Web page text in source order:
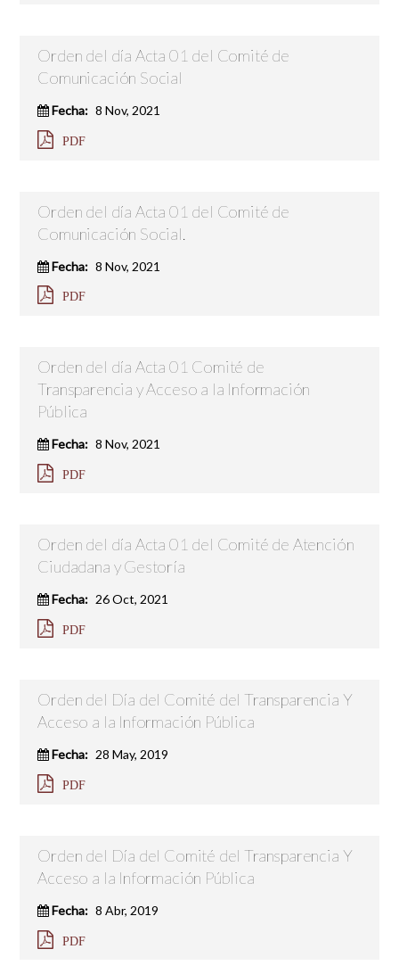
Orden del día Acta 01 del Comité de
Comunicación Social
Fecha: 8 Nov, 2021
PDF
Orden del día Acta 01 del Comité de
Comunicación Social.
Fecha: 8 Nov, 2021
PDF
Orden del día Acta 01 Comité de
Transparencia y Acceso a la Información
Pública
Fecha: 8 Nov, 2021
PDF
Orden del día Acta 01 del Comité de Atención
Ciudadana y Gestoría
Fecha: 26 Oct, 2021
PDF
Orden del Día del Comité del Transparencia Y
Acceso a la Información Pública
Fecha: 28 May, 2019
PDF
Orden del Día del Comité del Transparencia Y
Acceso a la Información Pública
Fecha: 8 Abr, 2019
PDF